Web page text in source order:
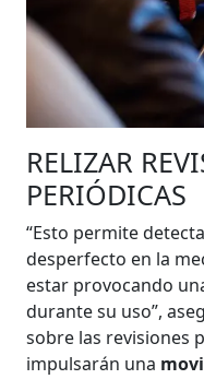
RELIZAR
PERIÓDICAS
“Esto permite
desperfecto en la
estar provocando
durante su uso”,
sobre las revisiones
impulsarán una